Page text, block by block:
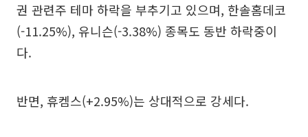
권 관련주 테마 하락을 부추기고 있으며, 한솔홈데코
(-11.25%), 유니슨(-3.38%) 종목도 동반 하락중이
다.
반면, 휴켐스(+2.95%)는 상대적으로 강세다.